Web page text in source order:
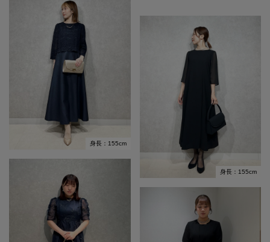
身長：155cm
身長：155cm